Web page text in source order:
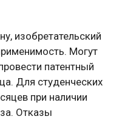
изобретательский
Могут
патентный
Для студенческих
при наличии
Отказы